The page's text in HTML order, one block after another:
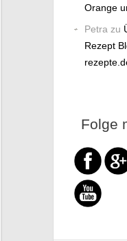
Orange
Petra zu
Rezept
Folge